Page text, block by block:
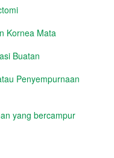
Kornea Mata
Buatan
Penyempurnaan
yang bercampur